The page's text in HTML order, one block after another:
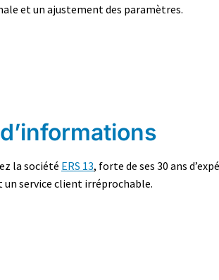
et un ajustement des paramètres.
la société ERS 13, forte de ses 30 ans
service client irréprochable.